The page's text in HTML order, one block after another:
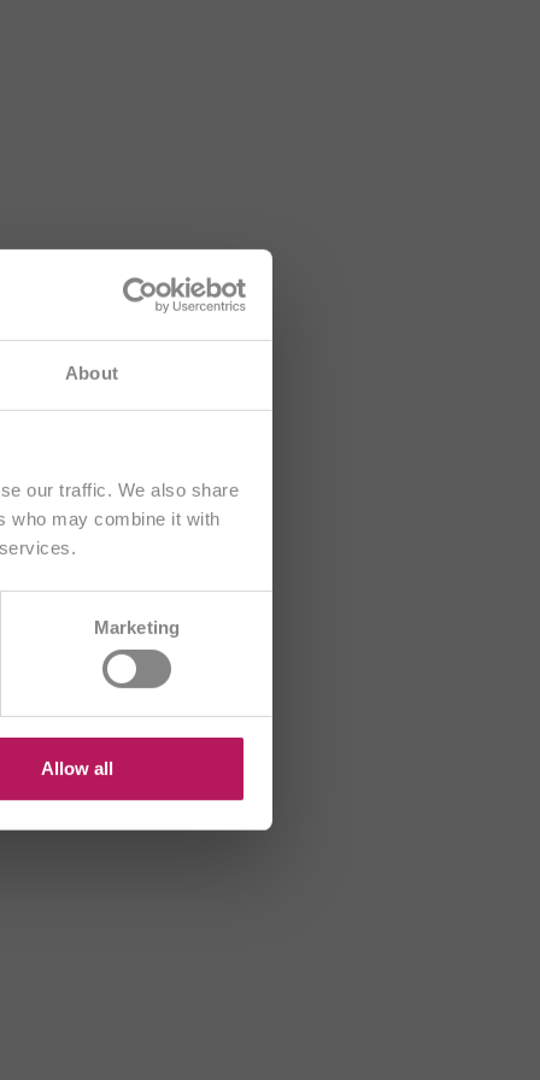
About
our traffic. We also share
who may combine it with
Marketing
Allow all
tartalom
CH/FR
HR
US